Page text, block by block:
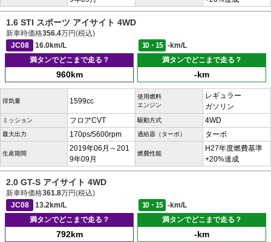
1.6 STI スポーツ アイサイト 4WD
新車時価格356.4万円(税込)
JC08
16.0km/L 10・15
-km/L
満タンでどこまで走る？
960km
満タンでどこまで走る？
-km
排気量 1599cc
使用燃料
エンジン
レギュラー
ガソリン
ミッション フロアCVT 駆動方式 4WD
最大出力 170ps/5600rpm 過給器（ターボ） ターボ
生産期間
2019年06月～201
9年09月
燃費性能
H27年度燃費基準
+20%達成
2.0 GT-S アイサイト 4WD
新車時価格361.8万円(税込)
JC08
13.2km/L 10・15
-km/L
満タンでどこまで走る？
792km
満タンでどこまで走る？
-km